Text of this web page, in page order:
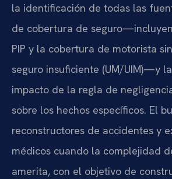
la identificación de todas las
de cobertura de
PIP y la cobertura de motorista
seguro insuficiente (UM/UIM)—y
impacto de la regla de
sobre los hechos específicos. El
reconstructores de accidentes y
médicos cuando la complejidad
amerita, con el objetivo de